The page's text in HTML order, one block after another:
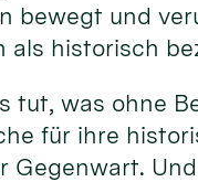
bewegt und
als historisch
tut, was ohne
für ihre